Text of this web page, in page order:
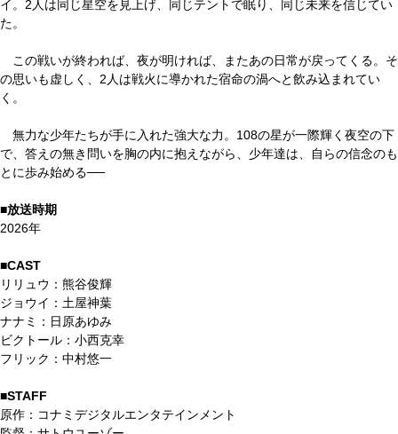
イ。2人は同じ星空を⾒上げ、同じテントで眠り、同じ未来を信じてい
た。
この戦いが終われば、夜が明ければ、またあの日常が戻ってくる。そ
の思いも虚しく、2人は戦火に導かれた宿命の渦へと飲み込まれてい
く。
無力な少年たちが手に入れた強⼤な力。108の星が⼀際輝く夜空の下
で、答えの無き問いを胸の内に抱えながら、少年達は、自らの信念のも
とに歩み始める──
■放送時期
2026年
■CAST
リリュウ：熊谷俊輝
ジョウイ：土屋神葉
ナナミ：日原あゆみ
ビクトール：小西克幸
フリック：中村悠⼀
■STAFF
原作：コナミデジタルエンタテインメント